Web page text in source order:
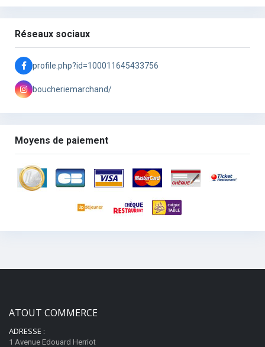
Réseaux sociaux
profile.php?id=100011645433756
boucheriemarchand/
Moyens de paiement
ATOUT COMMERCE
ADRESSE :
1 Avenue Edouard Herriot